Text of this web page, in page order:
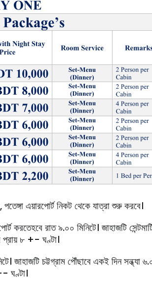
এয়ারপোর্ট নিকট থেকে যাত্রা শুরু করবে।
করতেহবে রাত ৯.০০ মিনিটে। জাহাজটি
প্রায় ৮ +- ঘণ্টা।
জাহাজটি চট্টগ্রাম পৌঁছাবে একই দিন সন্ধ্যা
ঘণ্টা।